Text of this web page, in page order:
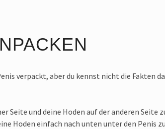
verpackt, aber du kennst nicht die Fakten
Seite und deine Hoden auf der anderen
Hoden einfach nach unten unter den Penis